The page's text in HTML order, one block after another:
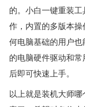
的。小白一键重装
作，内置的多版本
何电脑基础的用户
的电脑硬件驱动和
后即可快速上手。
以上就是装机大师